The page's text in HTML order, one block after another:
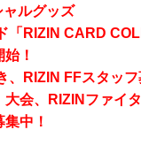
ルグッズ
「RIZIN CARD
！
RIZIN FFスタッフ
会、RIZINファイ
中！